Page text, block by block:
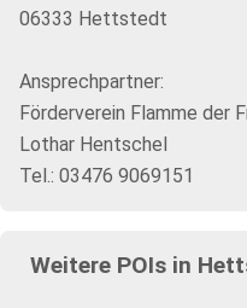
06333 Hettstedt
Ansprechpartner:
Förderverein Flamme der
Lothar Hentschel
Tel.: 03476 9069151
Weitere POIs in